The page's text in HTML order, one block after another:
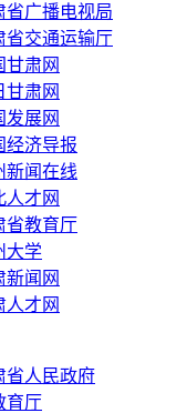
省广播电视局
省交通运输厅
甘肃网
甘肃网
发展网
经济导报
新闻在线
人才网
省教育厅
大学
新闻网
人才网
省人民政府
育厅